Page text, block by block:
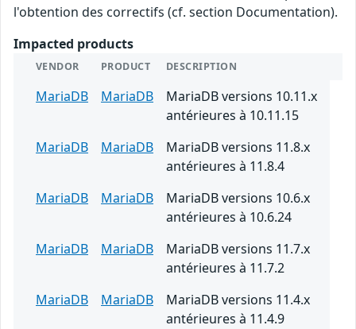
l'obtention des correctifs (cf. section Documentation).
Impacted products
VENDOR PRODUCT DESCRIPTION
MariaDB MariaDB
MariaDB versions 10.11.x
antérieures à 10.11.15
MariaDB
MariaDB
MariaDB versions 11.8.x
antérieures à 11.8.4
MariaDB
MariaDB
MariaDB versions 10.6.x
antérieures à 10.6.24
MariaDB
MariaDB
MariaDB versions 11.7.x
antérieures à 11.7.2
MariaDB
MariaDB
MariaDB versions 11.4.x
antérieures à 11.4.9